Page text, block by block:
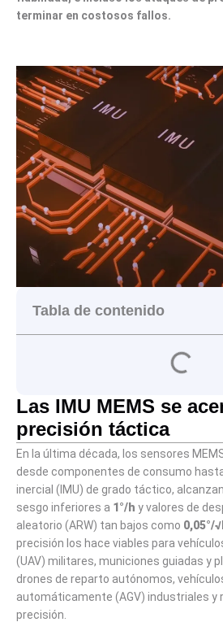
terminar en costosos fallos.
Tabla de contenido
Las IMU MEMS se
precisión táctica
En la última década, los sensores
desde componentes de consumo
inercial (IMU) de grado táctico,
sesgo inferiores a 1°/h y valores de
aleatorio (ARW) tan bajos como 0,05°/
precisión los hace viables para
(UAV) militares, municiones guiadas y
drones de reparto autónomos,
automáticamente (AGV) industriales y
precisión.